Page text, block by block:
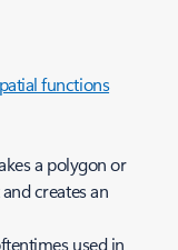
functions
a polygon or
creates an
used in